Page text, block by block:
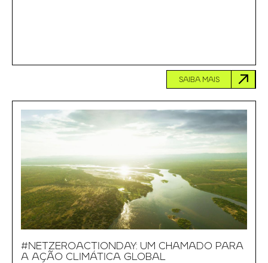
SAIBA MAIS
#NETZEROACTIONDAY: UM CHAMADO PARA
A AÇÃO CLIMÁTICA GLOBAL